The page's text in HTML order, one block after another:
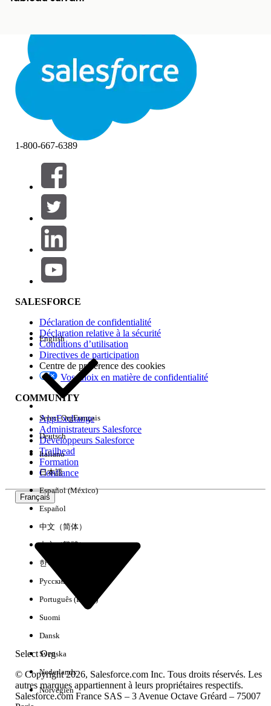
Fermer
Filtres (0)
SÉLECTIONNER DES FILTRES
Gamme de produits
Impact des fonctionnalités
Edition
Expérience
Aucun résultat
1-800-667-6389
SALESFORCE
Déclaration de confidentialité
Déclaration relative à la sécurité
Conditions d’utilisation
Directives de participation
Centre de préférence des cookies
Vos choix en matière de confidentialité
COMMUNITY
AppExchange
Administrateurs Salesforce
Développeurs Salesforce
Trailhead
Formation
Confiance
Français
Select Org
English
Select OrgFrançais
Deutsch
Italiano
日本語
Español (México)
Español
中文（简体）
中文（繁體）
한국어
Русский
Português (Brasil)
Suomi
Dansk
Svenska
Nederlands
Norvégien
© Copyright 2026, Salesforce.com Inc. Tous droits réservés. Les
autres marques appartiennent à leurs propriétaires respectifs.
Salesforce.com France SAS – 3 Avenue Octave Gréard – 75007